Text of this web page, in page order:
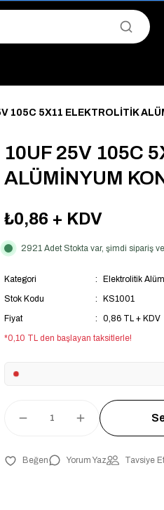
Aynı Gün Kargo Avantajı!
Hemen Teslim."
105C 5X11 ELEKTROLİTİK
10UF 25V 105C
ALÜMİNYUM
₺0,86 + KDV
2921 Adet Stokta var, şimdi sipariş
Kategori
Elektrolitik
Stok Kodu
KS1001
Fiyat
0,86 TL + KDV
*0,10 TL den başlayan taksitlerle!
Yorum Yaz Tavsiye Et